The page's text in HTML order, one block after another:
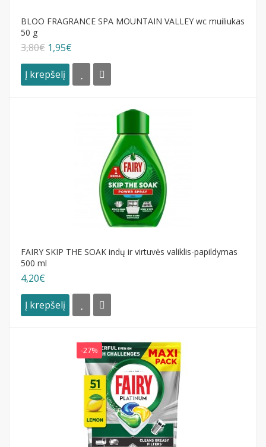
BLOO FRAGRANCE SPA MOUNTAIN VALLEY wc muiliukas
50 g
3,80€ 1,95€
Į krepšelį
FAIRY SKIP THE SOAK indų ir virtuvės valiklis-papildymas
500 ml
4,20€
Į krepšelį
-27%